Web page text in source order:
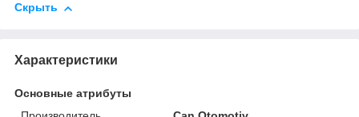
Скрыть
Характеристики
Основные атрибуты